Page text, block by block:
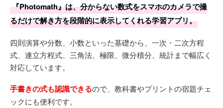
『Photomath』は、分からない数式をスマホのカメラで撮
るだけで解き方を段階的に表示してくれる学習アプリ。
四則演算や分数、小数といった基礎から、一次・二次方程
式、連立方程式、三角法、極限、微分積分、統計まで幅広く
対応しています。
手書きの式も認識できるので、教科書やプリントの宿題チェ
ックにも便利です。